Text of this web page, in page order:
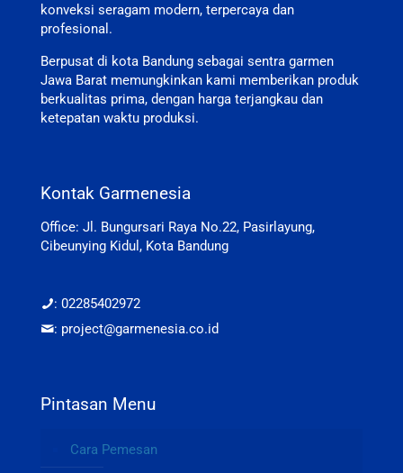
konveksi seragam modern, terpercaya dan
profesional.
Berpusat di kota Bandung sebagai sentra garmen
Jawa Barat memungkinkan kami memberikan produk
berkualitas prima, dengan harga terjangkau dan
ketepatan waktu produksi.
Kontak Garmenesia
Office: Jl. Bungursari Raya No.22, Pasirlayung,
Cibeunying Kidul, Kota Bandung
: 02285402972
: project@garmenesia.co.id
Pintasan Menu
Cara Pemesan